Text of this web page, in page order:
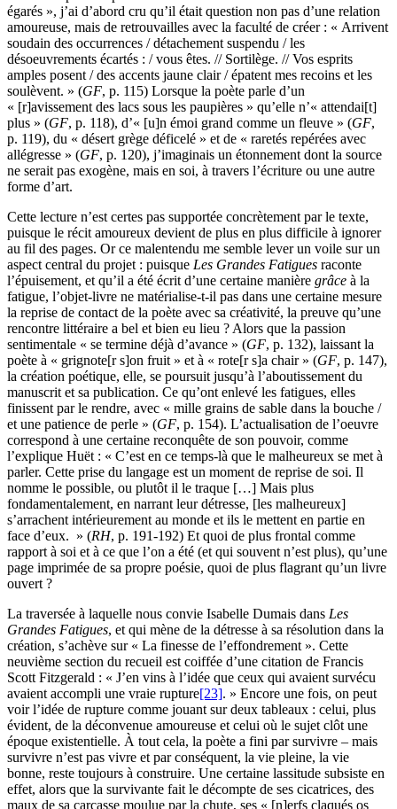
égarés », j’ai d’abord cru qu’il était question non pas d’une relation
amoureuse, mais de retrouvailles avec la faculté de créer : « Arrivent
soudain des occurrences / détachement suspendu / les
désoeuvrements écartés : / vous êtes. // Sortilège. // Vos esprits
amples posent / des accents jaune clair / épatent mes recoins et les
soulèvent. » (GF, p. 115) Lorsque la poète parle d’un
« [r]avissement des lacs sous les paupières » qu’elle n’« attendai[t]
plus » (GF, p. 118), d’« [u]n émoi grand comme un fleuve » (GF,
p. 119), du « désert grège déficelé » et de « raretés repérées avec
allégresse » (GF, p. 120), j’imaginais un étonnement dont la source
ne serait pas exogène, mais en soi, à travers l’écriture ou une autre
forme d’art.
Cette lecture n’est certes pas supportée concrètement par le texte,
puisque le récit amoureux devient de plus en plus difficile à ignorer
au fil des pages. Or ce malentendu me semble lever un voile sur un
aspect central du projet : puisque Les Grandes Fatigues raconte
l’épuisement, et qu’il a été écrit d’une certaine manière grâce à la
fatigue, l’objet-livre ne matérialise-t-il pas dans une certaine mesure
la reprise de contact de la poète avec sa créativité, la preuve qu’une
rencontre littéraire a bel et bien eu lieu ? Alors que la passion
sentimentale « se termine déjà d’avance » (GF, p. 132), laissant la
poète à « grignote[r s]on fruit » et à « rote[r s]a chair » (GF, p. 147),
la création poétique, elle, se poursuit jusqu’à l’aboutissement du
manuscrit et sa publication. Ce qu’ont enlevé les fatigues, elles
finissent par le rendre, avec « mille grains de sable dans la bouche /
et une patience de perle » (GF, p. 154). L’actualisation de l’oeuvre
correspond à une certaine reconquête de son pouvoir, comme
l’explique Huët : « C’est en ce temps-là que le malheureux se met à
parler. Cette prise du langage est un moment de reprise de soi. Il
nomme le possible, ou plutôt il le traque […] Mais plus
fondamentalement, en narrant leur détresse, [les malheureux]
s’arrachent intérieurement au monde et ils le mettent en partie en
face d’eux. » (RH, p. 191-192) Et quoi de plus frontal comme
rapport à soi et à ce que l’on a été (et qui souvent n’est plus), qu’une
page imprimée de sa propre poésie, quoi de plus flagrant qu’un livre
ouvert ?
La traversée à laquelle nous convie Isabelle Dumais dans Les
Grandes Fatigues, et qui mène de la détresse à sa résolution dans la
création, s’achève sur « La finesse de l’effondrement ». Cette
neuvième section du recueil est coiffée d’une citation de Francis
Scott Fitzgerald : « J’en vins à l’idée que ceux qui avaient survécu
avaient accompli une vraie rupture[23]. » Encore une fois, on peut
voir l’idée de rupture comme jouant sur deux tableaux : celui, plus
évident, de la déconvenue amoureuse et celui où le sujet clôt une
époque existentielle. À tout cela, la poète a fini par survivre – mais
survivre n’est pas vivre et par conséquent, la vie pleine, la vie
bonne, reste toujours à construire. Une certaine lassitude subsiste en
effet, alors que la survivante fait le décompte de ses cicatrices, des
maux de sa carcasse moulue par la chute, ses « [n]erfs claqués os